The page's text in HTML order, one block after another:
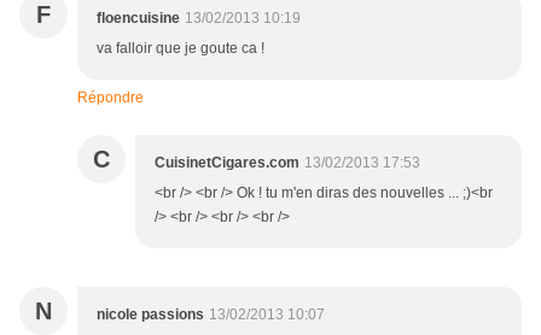
F floencuisine 13/02/2013 10:19
va falloir que je goute ca !
Répondre
C CuisinetCigares.com 13/02/2013 17:53
<br /> <br /> Ok ! tu m'en diras des nouvelles ... ;)<br
/> <br /> <br /> <br />
N nicole passions 13/02/2013 10:07